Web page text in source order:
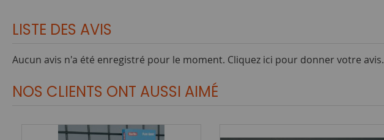
LISTE DES AVIS
Aucun avis n'a été enregistré pour le moment. Cliquez ici pour donner votre avis.
NOS CLIENTS ONT AUSSI AIMÉ